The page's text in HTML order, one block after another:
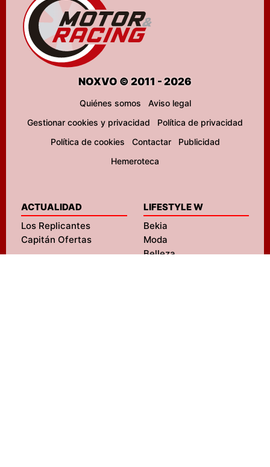
NOXVO © 2011 - 2026
Quiénes somos
Aviso legal
Gestionar cookies y privacidad
Política de privacidad
Política de cookies
Contactar
Publicidad
Hemeroteca
ACTUALIDAD
Los Replicantes
Capitán Ofertas
LIFESTYLE W
Bekia
Moda
Belleza